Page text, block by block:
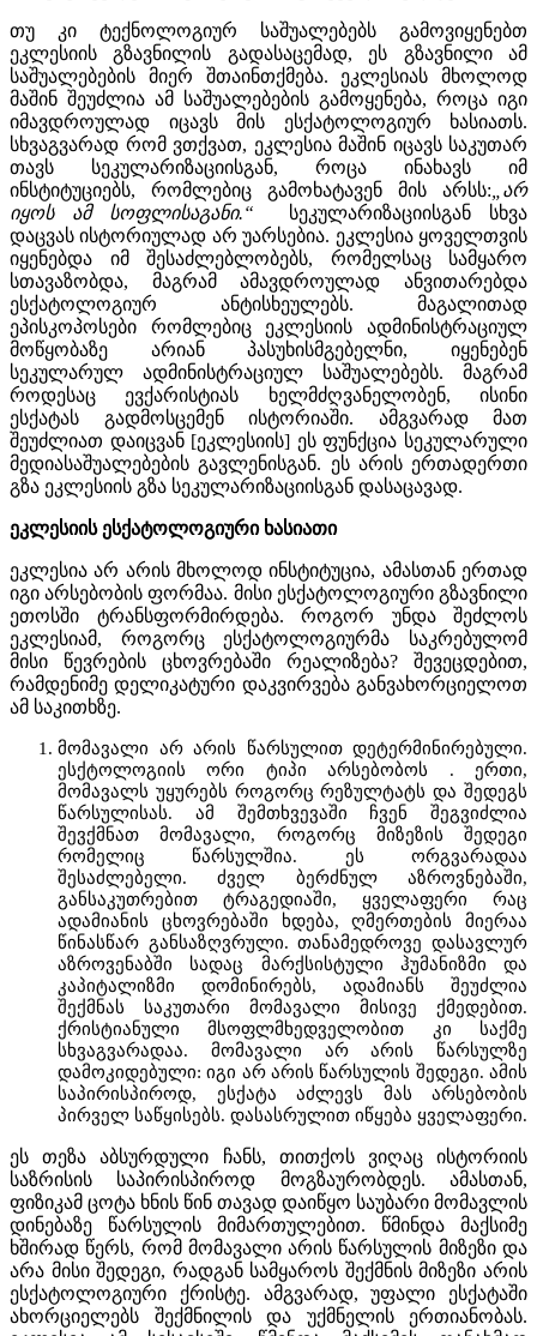
თუ კი ტექნოლოგიურ საშუალებებს გამოვიყენებთ
ეკლესიის გზავნილის გადასაცემად, ეს გზავნილი ამ
საშუალებების მიერ შთაინთქმება. ეკლესიას მხოლოდ
მაშინ შეუძლია ამ საშუალებების გამოყენება, როცა იგი
იმავდროულად იცავს მის ესქატოლოგიურ ხასიათს.
სხვაგვარად რომ ვთქვათ, ეკლესია მაშინ იცავს საკუთარ
თავს სეკულარიზაციისგან, როცა ინახავს იმ
ინსტიტუციებს, რომლებიც გამოხატავენ მის არსს: „არ
იყოს ამ სოფლისაგანი.“ სეკულარიზაციისგან სხვა
დაცვას ისტორიულად არ უარსებია. ეკლესია ყოველთვის
იყენებდა იმ შესაძლებლობებს, რომელსაც სამყარო
სთავაზობდა, მაგრამ ამავდროულად ანვითარებდა
ესქატოლოგიურ ანტისხეულებს. მაგალითად
ეპისკოპოსები რომლებიც ეკლესიის ადმინისტრაციულ
მოწყობაზე არიან პასუხისმგებელნი, იყენებენ
სეკულარულ ადმინისტრაციულ საშუალებებს. მაგრამ
როდესაც ევქარისტიას ხელმძღვანელობენ, ისინი
ესქატას გადმოსცემენ ისტორიაში. ამგვარად მათ
შეუძლიათ დაიცვან [ეკლესიის] ეს ფუნქცია სეკულარული
მედიასაშუალებების გავლენისგან. ეს არის ერთადერთი
გზა ეკლესიის გზა სეკულარიზაციისგან დასაცავად.
ეკლესიის ესქატოლოგიური ხასიათი
ეკლესია არ არის მხოლოდ ინსტიტუცია, ამასთან ერთად
იგი არსებობის ფორმაა. მისი ესქატოლოგიური გზავნილი
ეთოსში ტრანსფორმირდება. როგორ უნდა შეძლოს
ეკლესიამ, როგორც ესქატოლოგიურმა საკრებულომ
მისი წევრების ცხოვრებაში რეალიზება? შევეცდებით,
რამდენიმე დელიკატური დაკვირვება განვახორციელოთ
ამ საკითხზე.
მომავალი არ არის წარსულით დეტერმინირებული.
ესქტოლოგიის ორი ტიპი არსებობოს . ერთი,
მომავალს უყურებს როგორც რეზულტატს და შედეგს
წარსულისას. ამ შემთხვევაში ჩვენ შეგვიძლია
შევქმნათ მომავალი, როგორც მიზეზის შედეგი
რომელიც წარსულშია. ეს ორგვარადაა
შესაძლებელი. ძველ ბერძნულ აზროვნებაში,
განსაკუთრებით ტრაგედიაში, ყველაფერი რაც
ადამიანის ცხოვრებაში ხდება, ღმერთების მიერაა
წინასწარ განსაზღვრული. თანამედროვე დასავლურ
აზროვენაბში სადაც მარქსისტული ჰუმანიზმი და
კაპიტალიზმი დომინირებს, ადამიანს შეუძლია
შექმნას საკუთარი მომავალი მისივე ქმედებით.
ქრისტიანული მსოფლმხედველობით კი საქმე
სხვაგვარადაა. მომავალი არ არის წარსულზე
დამოკიდებული: იგი არ არის წარსულის შედეგი. ამის
საპირისპიროდ, ესქატა აძლევს მას არსებობის
პირველ საწყისებს. დასასრულით იწყება ყველაფერი.
ეს თეზა აბსურდული ჩანს, თითქოს ვიღაც ისტორიის
საზრისის საპირისპიროდ მოგზაურობდეს. ამასთან,
ფიზიკამ ცოტა ხნის წინ თავად დაიწყო საუბარი მომავლის
დინებაზე წარსულის მიმართულებით. წმინდა მაქსიმე
ხშირად წერს, რომ მომავალი არის წარსულის მიზეზი და
არა მისი შედეგი, რადგან სამყაროს შექმნის მიზეზი არის
ესქატოლოგიური ქრისტე. ამგვარად, უფალი ესქატაში
ახორციელებს შექმნილის და უქმნელის ერთიანობას.